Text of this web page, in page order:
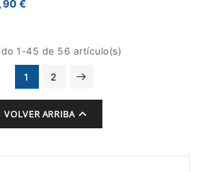
€
1-45 de 56 artículo(s)
1 2
VOLVER ARRIBA